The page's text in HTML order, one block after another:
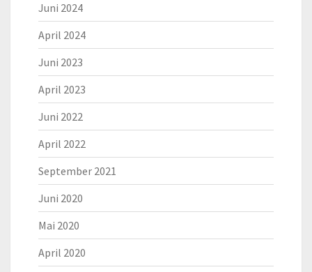
Juni 2024
April 2024
Juni 2023
April 2023
Juni 2022
April 2022
September 2021
Juni 2020
Mai 2020
April 2020